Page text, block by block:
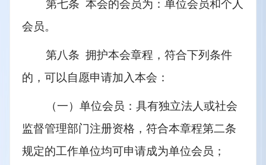
第七条  本会的会员为：单位会员和个人
会员。
第八条  拥护本会章程，符合下列条件
的，可以自愿申请加入本会：
（一）单位会员：具有独立法人或社会
监督管理部门注册资格，符合本章程第二条
规定的工作单位均可申请成为单位会员；